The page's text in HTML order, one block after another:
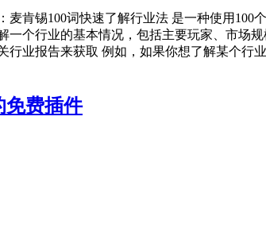
麦肯锡100词快速了解行业法 是一种使用
一个行业的基本情况，包括主要玩家、市场
行业报告来获取 例如，如果你想了解某个
免费插件